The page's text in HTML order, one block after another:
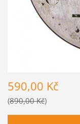
590,00 Kč
890,00 Kč